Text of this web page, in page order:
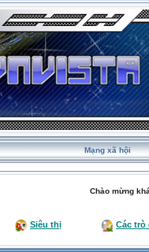
Mạng xã hội
Chào mừng
Siêu thị Các trò